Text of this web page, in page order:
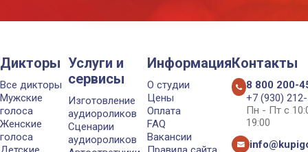
Дикторы
Все дикторы
Мужские
голоса
Женские
голоса
Услуги и
сервисы
Изготовление
аудиороликов
Сценарии
аудиороликов
Информация
О студии
Цены
Оплата
FAQ
Вакансии
Контакты
8 800 200-
+7 (930)
Пн - Пт с
19:00